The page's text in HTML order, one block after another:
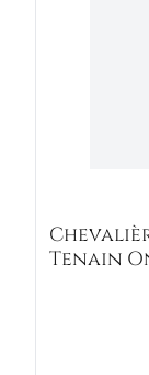
Tenain